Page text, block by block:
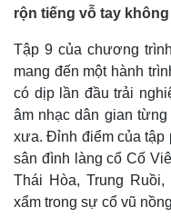
rộn tiếng vỗ tay
Tập 9 của chương
mang đến một hành
có dịp lần đầu trải
âm nhạc dân gian
xưa. Đỉnh điểm của tập
sân đình làng cổ Cố
Thái Hòa, Trung
xẩm trong sự cổ vũ